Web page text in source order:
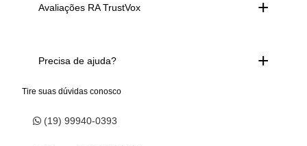
Avaliações RA TrustVox
Precisa de ajuda?
Tire suas dúvidas conosco
(19) 99940-0393